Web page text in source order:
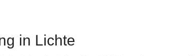
in Lichte